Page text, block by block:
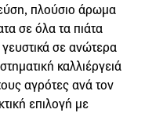
πλούσιο άρωμα
σε όλα τα πιάτα
σε ανώτερα
καλλιέργειά
αγρότες ανά τον
επιλογή με